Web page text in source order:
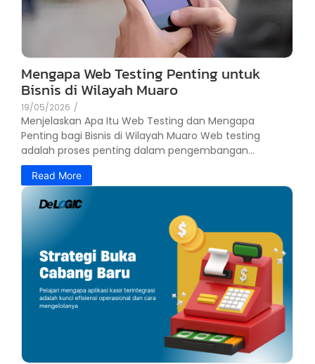
Mengapa Web Testing Penting untuk
Bisnis di Wilayah Muaro
19/05/2026 /
Menjelaskan Apa Itu Web Testing dan Mengapa
Penting bagi Bisnis di Wilayah Muaro Web testing
adalah proses penting dalam pengembangan...
Read More